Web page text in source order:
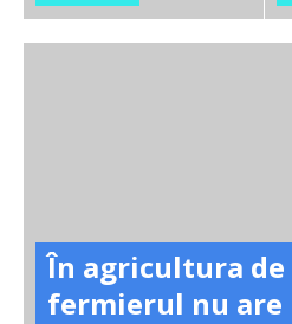
În agricultura de
fermierul nu are